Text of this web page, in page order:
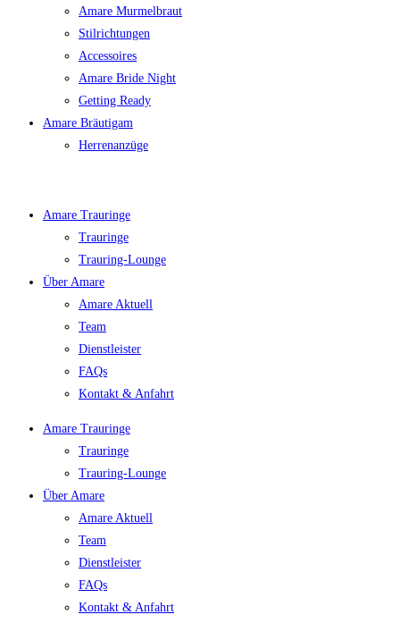
Amare Murmelbraut
Stilrichtungen
Accessoires
Amare Bride Night
Getting Ready
Amare Bräutigam
Herrenanzüge
Amare Trauringe
Trauringe
Trauring-Lounge
Über Amare
Amare Aktuell
Team
Dienstleister
FAQs
Kontakt & Anfahrt
Amare Trauringe
Trauringe
Trauring-Lounge
Über Amare
Amare Aktuell
Team
Dienstleister
FAQs
Kontakt & Anfahrt